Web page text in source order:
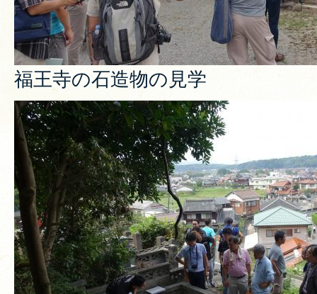
福王寺の石造物の見学